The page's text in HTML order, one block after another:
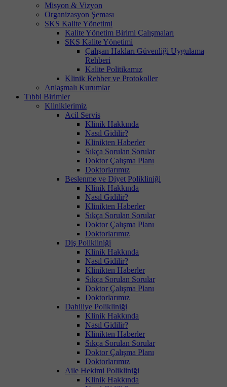
Misyon & Vizyon
Organizasyon Şeması
SKS Kalite Yönetimi
Kalite Yönetim Birimi Çalışmaları
SKS Kalite Yönetimi
Çalışan Hakları Güvenliği Uygulama
Rehberi
Kalite Politikamız
Klinik Rehber ve Protokoller
Anlaşmalı Kurumlar
Tıbbi Birimler
Kliniklerimiz
Acil Servis
Klinik Hakkında
Nasıl Gidilir?
Klinikten Haberler
Sıkça Sorulan Sorular
Doktor Çalışma Planı
Doktorlarımız
Beslenme ve Diyet Polikliniği
Klinik Hakkında
Nasıl Gidilir?
Klinikten Haberler
Sıkça Sorulan Sorular
Doktor Çalışma Planı
Doktorlarımız
Diş Polikliniği
Klinik Hakkında
Nasıl Gidilir?
Klinikten Haberler
Sıkça Sorulan Sorular
Doktor Çalışma Planı
Doktorlarımız
Dahiliye Polikliniği
Klinik Hakkında
Nasıl Gidilir?
Klinikten Haberler
Sıkça Sorulan Sorular
Doktor Çalışma Planı
Doktorlarımız
Aile Hekimi Polikliniği
Klinik Hakkında